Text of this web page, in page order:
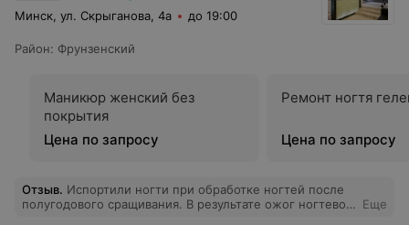
Минск, ул. Скрыганова, 4а до 19:00
Район: Фрунзенский
Маникюр женский без
покрытия
Цена по запросу
Ремонт ногтя
Цена по запросу
Отзыв. Испортили ногти при обработке ногтей после
полугодового сращивания. В результате ожог ногтевой
Еще